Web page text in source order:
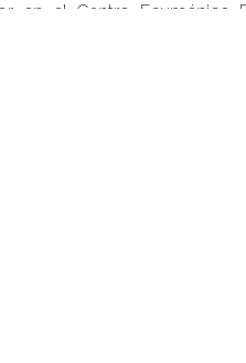
en el Centro Ecuménico